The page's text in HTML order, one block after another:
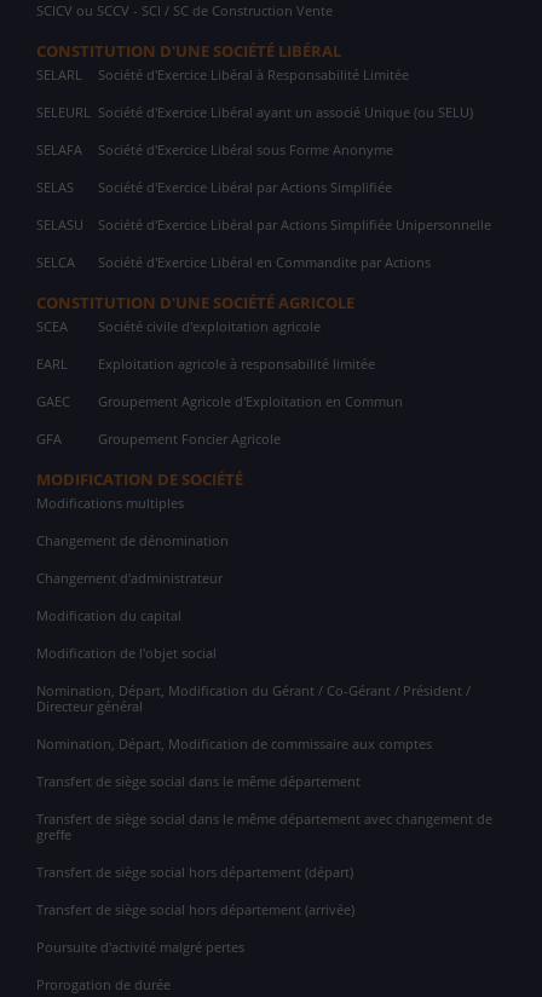
SCICV ou SCCV - SCI / SC de Construction Vente
CONSTITUTION D'UNE SOCIÉTÉ LIBÉRAL
SELARL Société d'Exercice Libéral à Responsabilité Limitée
SELEURL Société d'Exercice Libéral ayant un associé Unique (ou SELU)
SELAFA Société d'Exercice Libéral sous Forme Anonyme
SELAS Société d'Exercice Libéral par Actions Simplifiée
SELASU Société d'Exercice Libéral par Actions Simplifiée Unipersonnelle
SELCA Société d'Exercice Libéral en Commandite par Actions
CONSTITUTION D'UNE SOCIÉTÉ AGRICOLE
SCEA Société civile d'exploitation agricole
EARL Exploitation agricole à responsabilité limitée
GAEC Groupement Agricole d'Exploitation en Commun
GFA Groupement Foncier Agricole
MODIFICATION DE SOCIÉTÉ
Modifications multiples
Changement de dénomination
Changement d'administrateur
Modification du capital
Modification de l'objet social
Nomination, Départ, Modification du Gérant / Co-Gérant / Président /
Directeur général
Nomination, Départ, Modification de commissaire aux comptes
Transfert de siège social dans le même département
Transfert de siège social dans le même département avec changement de
greffe
Transfert de siège social hors département (départ)
Transfert de siège social hors département (arrivée)
Poursuite d'activité malgré pertes
Prorogation de durée